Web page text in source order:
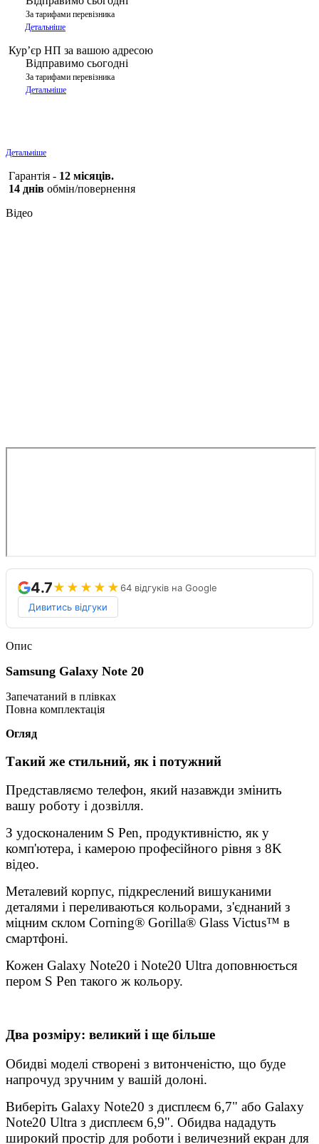
За тарифами перевізника
Детальніше
Курʼєр НП за вашою адресою
Відправимо сьогодні
За тарифами перевізника
Детальніше
Детальніше
Гарантія - 12 місяців.
14 днів обмін/повернення
Відео
4.7★★★★★64 відгуків на Google
Дивитись відгуки
Опис
Samsung Galaxy Note 20
Запечатаний в плівках
Повна комплектація
Огляд
Такий же стильний, як і потужний
Представляємо телефон, який назавжди змінить
вашу роботу і дозвілля.
З удосконаленим S Pen, продуктивністю, як у
комп'ютера, і камерою професійного рівня з 8K
відео.
Металевий корпус, підкреслений вишуканими
деталями і переливаються кольорами, з'єднаний з
міцним склом Corning® Gorilla® Glass Victus™ в
смартфоні.
Кожен Galaxy Note20 і Note20 Ultra доповнюється
пером S Pen такого ж кольору.
Два розміру: великий і ще більше
Обидві моделі створені з витонченістю, що буде
напрочуд зручним у вашій долоні.
Виберіть Galaxy Note20 з дисплеєм 6,7" або Galaxy
Note20 Ultra з дисплеєм 6,9". Обидва нададуть
широкий простір для роботи і величезний екран для